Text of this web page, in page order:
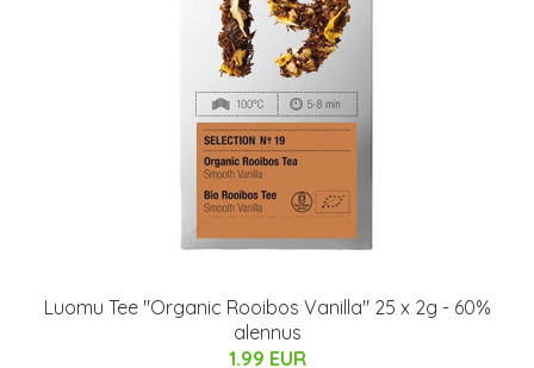
Luomu Tee "Organic Rooibos Vanilla" 25 x 2g - 60%
alennus
1.99 EUR